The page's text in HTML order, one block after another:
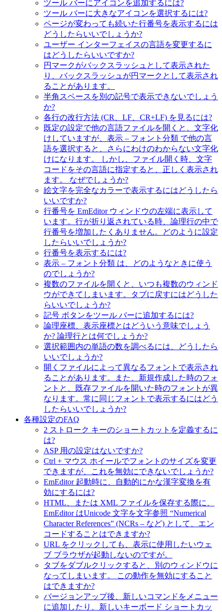
ツール バーにアイコンを追加するには?
ツール バーに大きなアイコンを選択するには?
ページが変わっても続いた行番号を表示するには
どうしたらいいでしょうか?
ユーザー インターフェイスの言語を変更するに
はどうしたらいいですか?
円マークがバックスラッシュとして表示された
り、バックスラッシュが円マークとして表示され
ることがあります。
半角スペースを別の記号で表示できないでしょう
か?
各行の改行方法 (CR、LF、CR+LF) を見るには?
既定の設定で他の言語ファイルを開くと、文字化
けしていますが、表示 – フォント分類 で他の言
語を選択すると、さらにわけのわからない文字化
けになります。 しかし、ファイル開く時、文字
コードをその言語に指定すると、正しく表示され
ます。 なぜでしょうか?
絵文字を完全なカラーで表示するにはどうしたら
いいですか?
行番号を EmEditor ウィンドウの左端に表示して
います。行が折り返されている時、論理行の中で
行番号を増加したくありません。どのように設定
したらいいでしょうか?
行番号を表示するには?
表示 – フォント分類 は、どのようなときに使う
のでしょうか?
複数のファイルを開くと、いつも複数のウィンド
ウができてしまいます。タブに戻すにはどうした
らいいでしょうか?
記号 ボタンをツール バーに追加するには?
論理座標、表示座標とはどういう意味でしょう
か? 論理行とは何でしょうか?
選択範囲内の単語の数を調べるには、どうしたら
いいでしょうか?
開くファイルによって異なるフォントで表示され
ることがあります。また、新規作成した時のフォ
ントと、既存ファイルを開いた時のフォントが異
なります。常に同じフォントで表示するにはどう
したらいいでしょうか?
各種設定のFAQ
2 ストローク キーのショートカットを定義するに
は?
ASP 用の設定はないですか?
Ctrl + マウス ホイールでフォントのサイズを変更
できますが、これを無効にできないでしょうか?
EmEditor 起動時に、自動的にかな漢字変換を有
効にするには?
HTML、または XML ファイルを保存する際に、
EmEditor はUnicode 文字を文字参照 “Numerical
Character References” (NCRs – など) として、エン
コードすることはできますか?
URL をクリックしても、表示に使用したいウェ
ブ ブラウザが起動しないのですが。
タブをダブルクリックすると、別のウィンドウに
なってしまいます。 この動作を無効にすること
はできますか?
バージョンアップ後、新しいコマンドをメニュー
に追加したり、新しいキーボード ショートカッ